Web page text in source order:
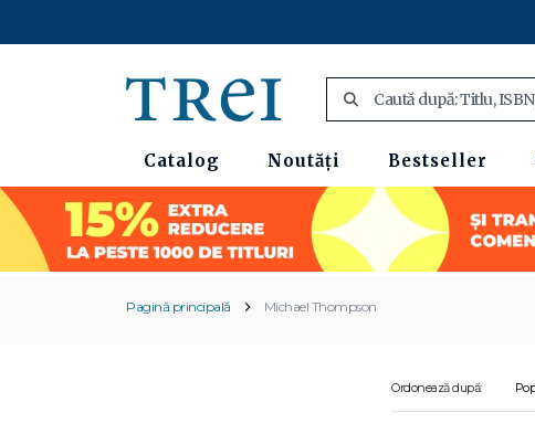
Catalog Noutăți Bestseller
Pagină principală Michael Thompson
Ordonează după: